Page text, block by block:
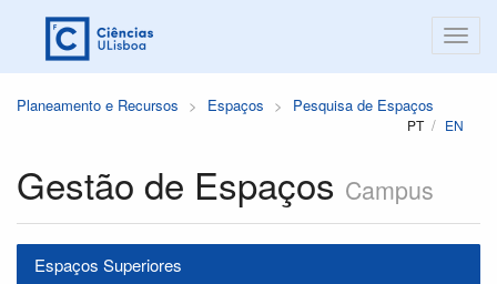
Planeamento e Recursos Espaços Pesquisa de Espaços
PT EN
Gestão de Espaços Campus
Espaços Superiores